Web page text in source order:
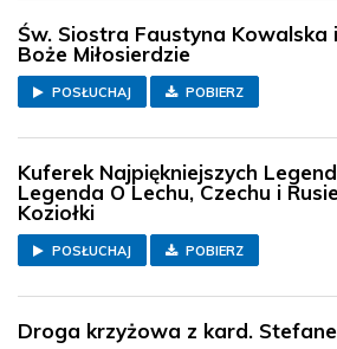
Św. Siostra Faustyna Kowalska
Boże Miłosierdzie
POSŁUCHAJ POBIERZ
Kuferek Najpiękniejszych
Legenda O Lechu, Czechu i
Koziołki
POSŁUCHAJ POBIERZ
Droga krzyżowa z kard.